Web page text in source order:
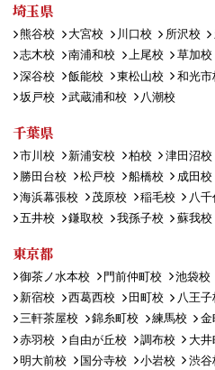
埼玉県
熊谷校 大宮校 川口校 所沢校
志木校
南浦和校 上尾校 草加校
深谷校
飯能校 東松山校 和光市
坂戸校
武蔵浦和校 八潮校
千葉県
市川校 新浦安校 柏校 津田沼校
勝田台校
松戸校 船橋校 成田校
海浜幕張校
茂原校 稲毛校 八
五井校
鎌取校 我孫子校 蘇我校
東京都
御茶ノ水本校 門前仲町校 池袋校
新宿校
西葛西校 田町校 八王子
三軒茶屋校
錦糸町校 練馬校 金
赤羽校
自由が丘校 調布校 大井
明大前校
国分寺校 小岩校 渋谷